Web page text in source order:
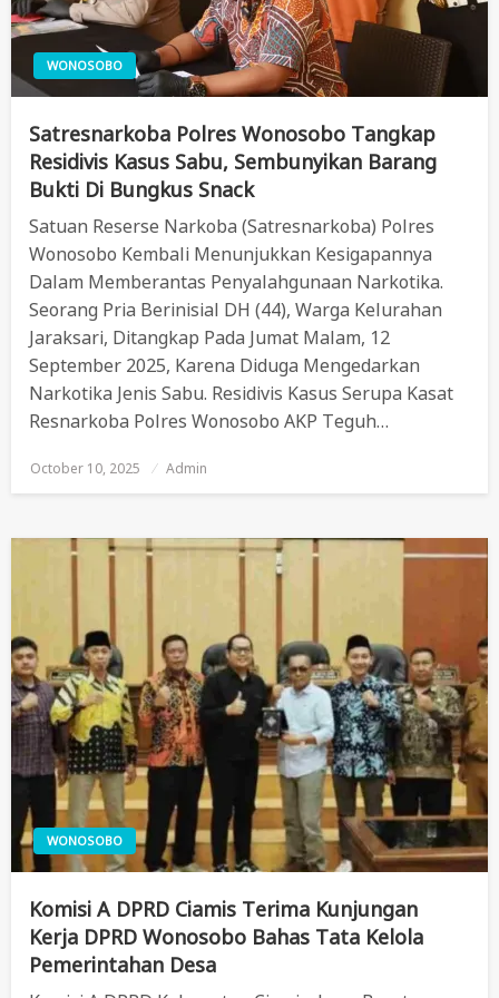
WONOSOBO
Satresnarkoba Polres Wonosobo Tangkap
Residivis Kasus Sabu, Sembunyikan Barang
Bukti Di Bungkus Snack
Satuan Reserse Narkoba (Satresnarkoba) Polres
Wonosobo Kembali Menunjukkan Kesigapannya
Dalam Memberantas Penyalahgunaan Narkotika.
Seorang Pria Berinisial DH (44), Warga Kelurahan
Jaraksari, Ditangkap Pada Jumat Malam, 12
September 2025, Karena Diduga Mengedarkan
Narkotika Jenis Sabu. Residivis Kasus Serupa Kasat
Resnarkoba Polres Wonosobo AKP Teguh…
Posted
October 10, 2025 Admin
WONOSOBO
Komisi A DPRD Ciamis Terima Kunjungan
Kerja DPRD Wonosobo Bahas Tata Kelola
Pemerintahan Desa